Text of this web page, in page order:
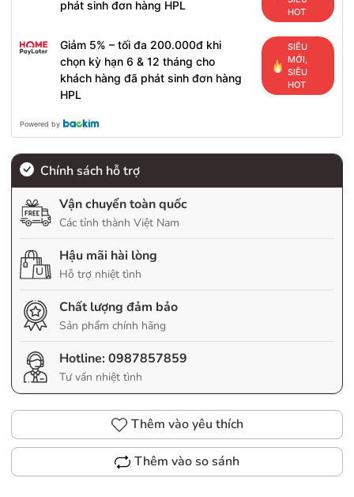
phát sinh đơn hàng HPL
HOT
Giảm 5% – tối đa 200.000đ khi
chọn kỳ hạn 6 & 12 tháng cho
khách hàng đã phát sinh đơn hàng
HPL
SIÊU
MỚI,
SIÊU
HOT
Powered by
Chính sách hỗ trợ
Vận chuyển toàn quốc
Các tỉnh thành Việt Nam
Hậu mãi hài lòng
Hỗ trợ nhiệt tình
Chất lượng đảm bảo
Sản phẩm chính hãng
Hotline:0987857859
Tư vấn nhiệt tình
Thêm vào yêu thích
Thêm vào so sánh